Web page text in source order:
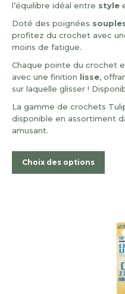
l’équilibre idéal entre style
Doté des poignées
profitez du crochet avec
moins de fatigue.
Chaque pointe du crochet
avec une finition lisse,
sur laquelle glisser !
La gamme de crochets
disponible en assortiment
amusant.
Choix des options
être